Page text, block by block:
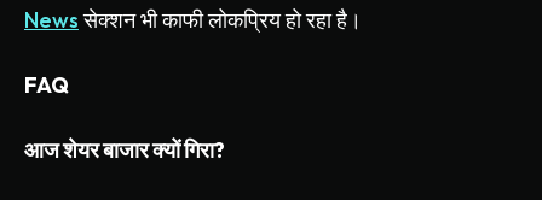
News सेक्शनभीकाफीलोकप्रियहोरहाहै।
FAQ
आजशेयरबाजारक्योंगिरा?